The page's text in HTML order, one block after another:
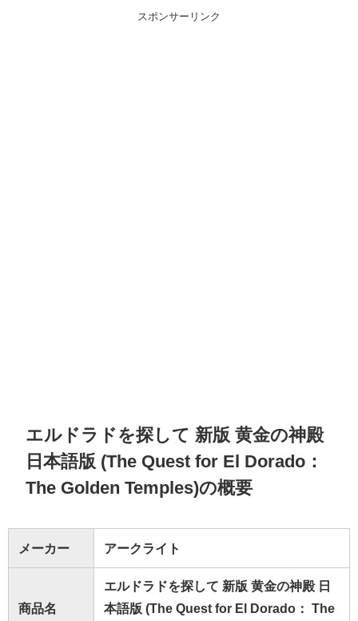
スポンサーリンク
エルドラドを探して 新版 黄金の神殿
日本語版 (The Quest for El Dorado：
The Golden Temples)の概要
メーカー アークライト
商品名
エルドラドを探して 新版 黄金の神殿 日
本語版 (The Quest for El Dorado： The